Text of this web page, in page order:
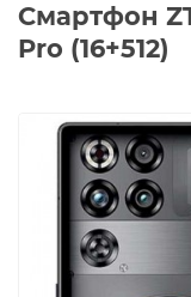
Смартфон
Pro (16+512)